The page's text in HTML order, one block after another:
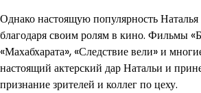
Однако настоящую популярность
благодаря своим ролям в кино. Фильмы
«Махабхарата», «Следствие вели» и
настоящий актерский дар Натальи и
признание зрителей и коллег по цеху.